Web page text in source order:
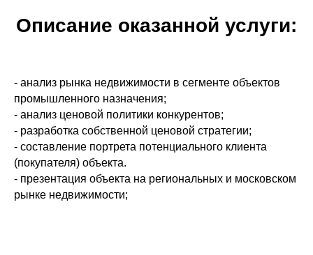
Описание оказанной услуги:
- анализ рынка недвижимости в сегменте объектов
промышленного назначения;
- анализ ценовой политики конкурентов;
- разработка собственной ценовой стратегии;
- составление портрета потенциального клиента
(покупателя) объекта.
- презентация объекта на региональных и московском
рынке недвижимости;